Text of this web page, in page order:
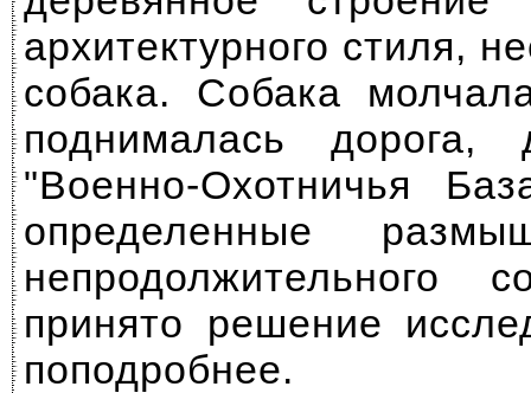
архитектурного стиля,
собака. Собака
поднималась
"Военно-Охотничья
определенные
непродолжительного
принято решение
поподробнее.